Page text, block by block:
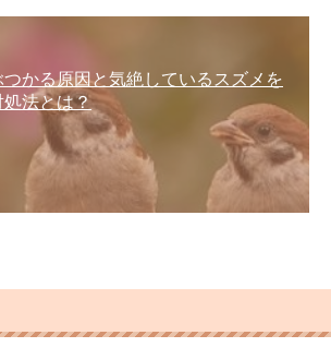
かる原因と気絶しているスズメを
処法とは？